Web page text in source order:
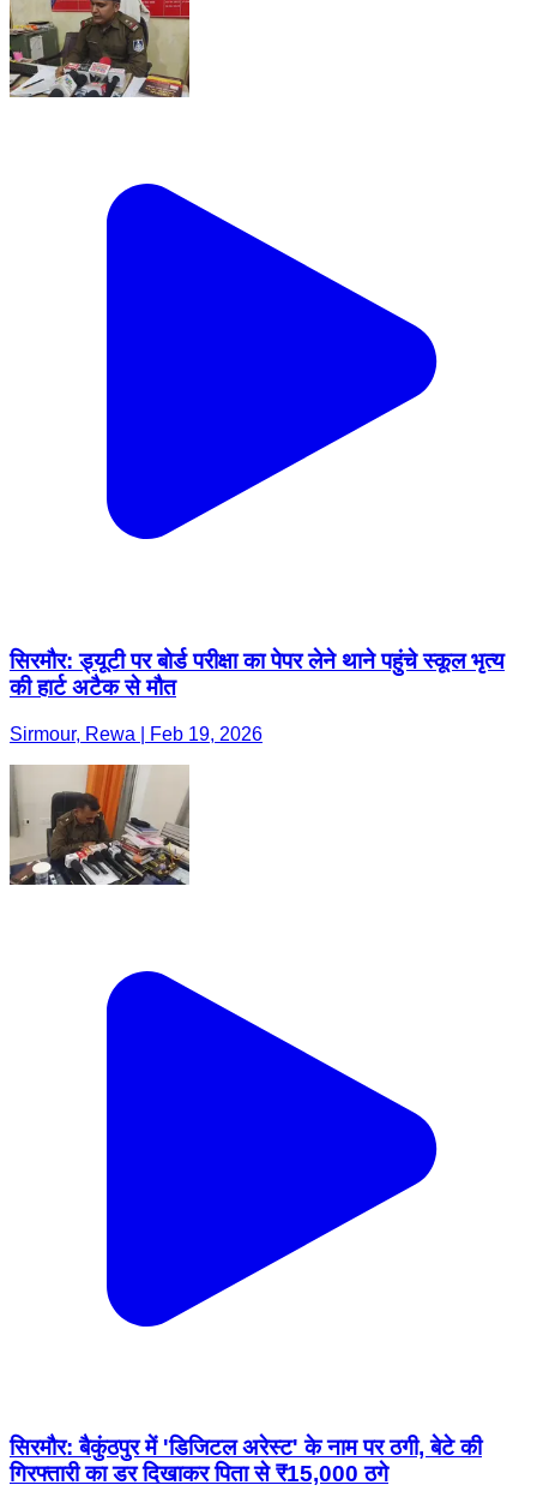
सिरमौर: ड्यूटी पर बोर्ड परीक्षा का पेपर लेने थाने पहुंचे स्कूल भृत्य
की हार्ट अटैक से मौत
Sirmour, Rewa | Feb 19, 2026
सिरमौर: बैकुंठपुर में 'डिजिटल अरेस्ट' के नाम पर ठगी, बेटे की
गिरफ्तारी का डर दिखाकर पिता से ₹15,000 ठगे